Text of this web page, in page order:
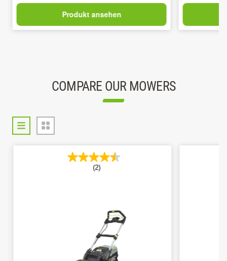
Produkt ansehen
COMPARE OUR MOWERS
(2)